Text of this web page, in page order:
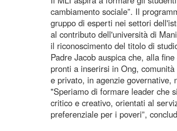
cambiamento sociale”. Il
gruppo di esperti nei settori
al contributo dell'università di
il riconoscimento del titolo di
Padre Jacob auspica che, alla
pronti a inserirsi in Ong,
e privato, in agenzie governative,
"Speriamo di formare leader che
critico e creativo, orientati al
preferenziale per i poveri”,